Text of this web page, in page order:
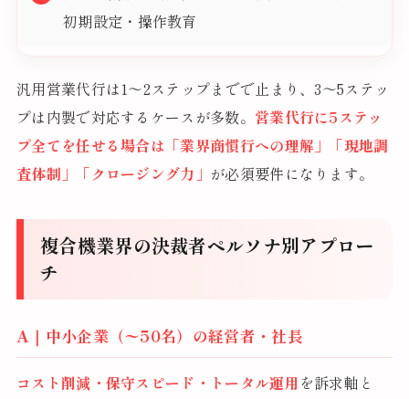
初期設定・操作教育
汎用営業代行は1〜2ステップまでで止まり、3〜5ステッ
プは内製で対応するケースが多数。 営業代行に5ステッ
プ全てを任せる場合は「業界商慣行への理解」「現地調
査体制」「クロージング力」 が必須要件になります。
複合機業界の決裁者ペルソナ別アプロー
チ
A｜中小企業（〜50名）の経営者・社長
コスト削減・保守スピード・トータル運用を訴求軸と